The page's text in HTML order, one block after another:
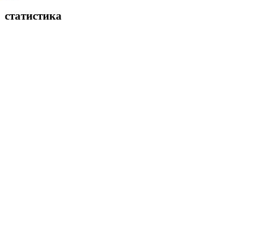
статистика